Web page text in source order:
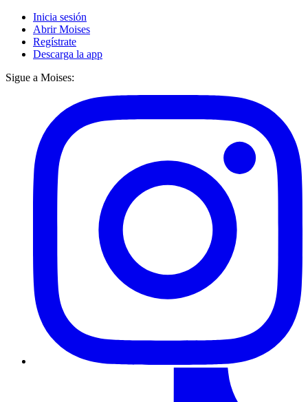
Inicia sesión
Abrir Moises
Regístrate
Descarga la app
Sigue a Moises: